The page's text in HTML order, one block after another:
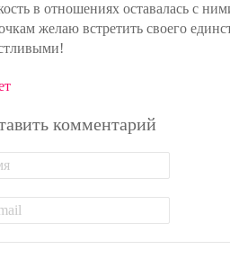
в отношениях оставалась с
желаю встретить своего
комментарий